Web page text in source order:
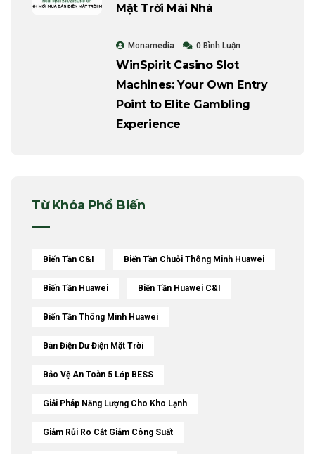
Mặt Trời Mái Nhà
Monamedia 0 Bình Luận
WinSpirit Casino Slot
Machines: Your Own Entry
Point to Elite Gambling
Experience
Từ Khóa Phổ Biến
Biến Tần C&i Biến Tần Chuỗi Thông Minh Huawei
Biến Tần Huawei Biến Tần Huawei C&I
Biến Tần Thông Minh Huawei
Bán Điện Dư Điện Mặt Trời
Bảo Vệ An Toàn 5 Lớp BESS
Giải Pháp Năng Lượng Cho Kho Lạnh
Giảm Rủi Ro Cắt Giảm Công Suất